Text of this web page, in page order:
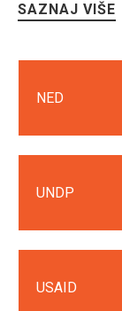
SAZNAJ VIŠE
NED
UNDP
USAID